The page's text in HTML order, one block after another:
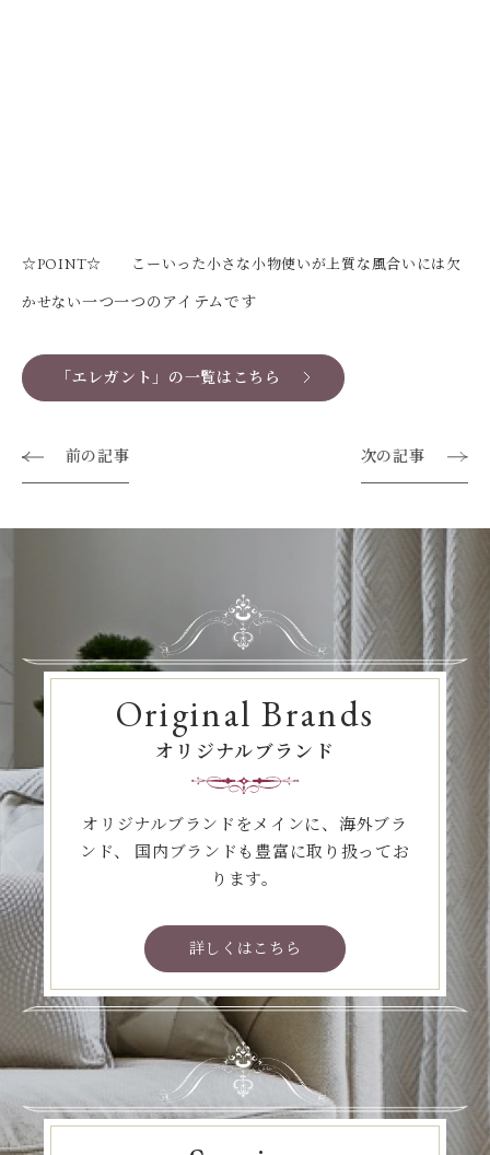
☆POINT☆ こーいった小さな小物使いが上質な風合いには欠
かせない一つ一つのアイテムです
「エレガント」の一覧はこちら
前の記事 次の記事
Original Brands
オリジナルブランド
オリジナルブランドをメインに、海外ブラ
ンド、
国内ブランドも豊富に取り扱ってお
ります。
詳しくはこちら